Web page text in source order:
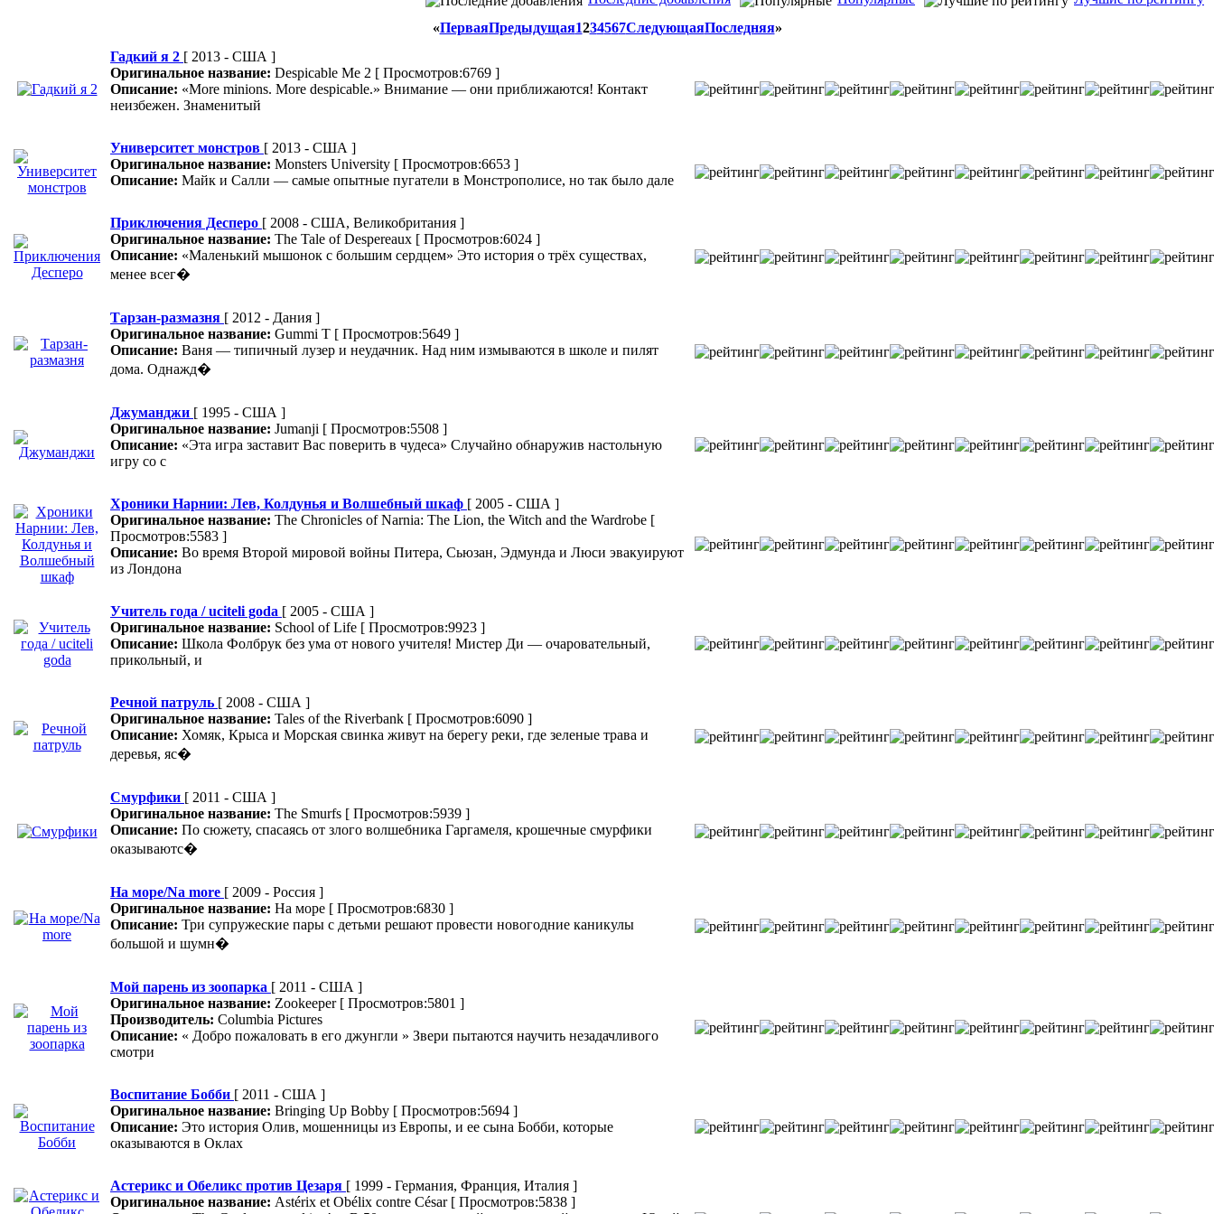
«ПерваяПредыдущая1234567СледующаяПоследняя»
Гадкий я 2 [ 2013 - США ]
Оригинальное название: Despicable Me 2 [ Просмотров:6769 ]
Описание: «More minions. More despicable.» Внимание — они приближаются! Контакт
неизбежен. Знаменитый
Университет монстров [ 2013 - США ]
Оригинальное название: Monsters University [ Просмотров:6653 ]
Описание: Майк и Салли — самые опытные пугатели в Монстрополисе, но так было дале
Приключения Десперо [ 2008 - США, Великобритания ]
Оригинальное название: The Tale of Despereaux [ Просмотров:6024 ]
Описание: «Маленький мышонок с большим сердцем» Это история о трёх существах,
менее всег�
Тарзан-размазня [ 2012 - Дания ]
Оригинальное название: Gummi T [ Просмотров:5649 ]
Описание: Ваня — типичный лузер и неудачник. Над ним измываются в школе и пилят
дома. Однажд�
Джуманджи [ 1995 - США ]
Оригинальное название: Jumanji [ Просмотров:5508 ]
Описание: «Эта игра заставит Вас поверить в чудеса» Случайно обнаружив настольную
игру со с
Хроники Нарнии: Лев, Колдунья и Волшебный шкаф [ 2005 - США ]
Оригинальное название: The Chronicles of Narnia: The Lion, the Witch and the Wardrobe [
Просмотров:5583 ]
Описание: Во время Второй мировой войны Питера, Сьюзан, Эдмунда и Люси эвакуируют
из Лондона
Учитель года / uciteli goda [ 2005 - США ]
Оригинальное название: School of Life [ Просмотров:9923 ]
Описание: Школа Фолбрук без ума от нового учителя! Мистер Ди — очаровательный,
прикольный, и
Речной патруль [ 2008 - США ]
Оригинальное название: Tales of the Riverbank [ Просмотров:6090 ]
Описание: Хомяк, Крыса и Морская свинка живут на берегу реки, где зеленые трава и
деревья, яс�
Смурфики [ 2011 - США ]
Оригинальное название: The Smurfs [ Просмотров:5939 ]
Описание: По сюжету, спасаясь от злого волшебника Гаргамеля, крошечные смурфики
оказываютс�
На море/Na more [ 2009 - Россия ]
Оригинальное название: На море [ Просмотров:6830 ]
Описание: Три супружеские пары с детьми решают провести новогодние каникулы
большой и шумн�
Мой парень из зоопарка [ 2011 - США ]
Оригинальное название: Zookeeper [ Просмотров:5801 ]
Производитель: Columbia Pictures
Описание: « Добро пожаловать в его джунгли » Звери пытаются научить незадачливого
смотри
Воспитание Бобби [ 2011 - США ]
Оригинальное название: Bringing Up Bobby [ Просмотров:5694 ]
Описание: Это история Олив, мошенницы из Европы, и ее сына Бобби, которые
оказываются в Оклах
Астерикс и Обеликс против Цезаря [ 1999 - Германия, Франция, Италия ]
Оригинальное название: Astérix et Obélix contre César [ Просмотров:5838 ]